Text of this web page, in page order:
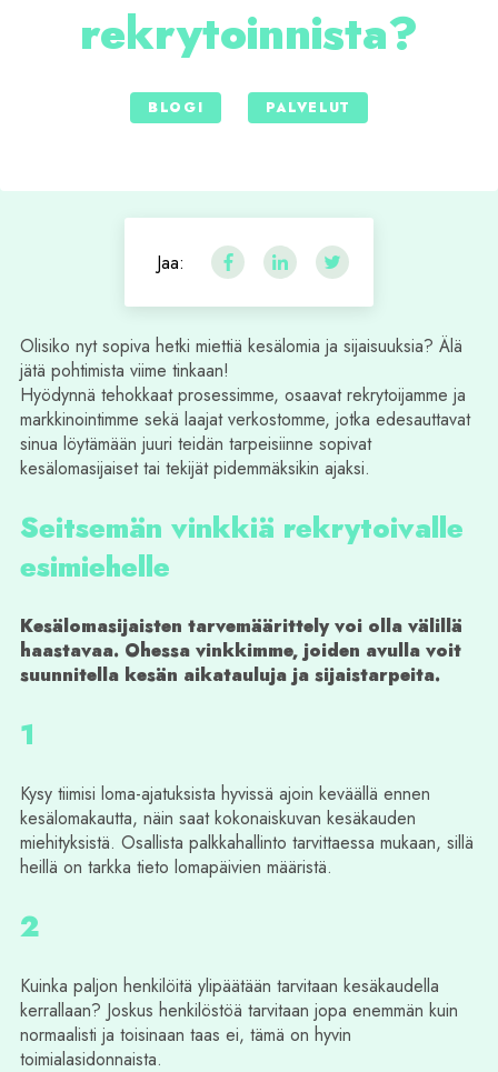
rekrytoinnista?
BLOGI PALVELUT
Jaa:
Olisiko nyt sopiva hetki miettiä kesälomia ja sijaisuuksia? Älä
jätä pohtimista viime tinkaan!
Hyödynnä tehokkaat prosessimme, osaavat rekrytoijamme ja
markkinointimme sekä laajat verkostomme, jotka edesauttavat
sinua löytämään juuri teidän tarpeisiinne sopivat
kesälomasijaiset tai tekijät pidemmäksikin ajaksi.
Seitsemän vinkkiä rekrytoivalle
esimiehelle
Kesälomasijaisten tarvemäärittely voi olla välillä
haastavaa. Ohessa vinkkimme, joiden avulla voit
suunnitella kesän aikatauluja ja sijaistarpeita.
1
Kysy tiimisi loma-ajatuksista hyvissä ajoin keväällä ennen
kesälomakautta, näin saat kokonaiskuvan kesäkauden
miehityksistä. Osallista palkkahallinto tarvittaessa mukaan, sillä
heillä on tarkka tieto lomapäivien määristä.
2
Kuinka paljon henkilöitä ylipäätään tarvitaan kesäkaudella
kerrallaan? Joskus henkilöstöä tarvitaan jopa enemmän kuin
normaalisti ja toisinaan taas ei, tämä on hyvin
toimialasidonnaista.